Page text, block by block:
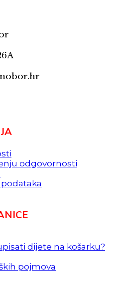
odgovornosti
dijete na košarku?
pojmova